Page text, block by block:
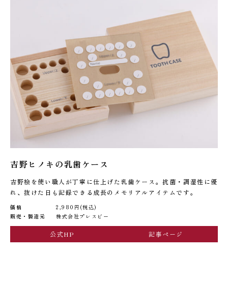
吉野ヒノキの乳歯ケース
吉野桧を使い職人が丁寧に仕上げた乳歯ケース。抗菌・調湿性に優
れ、抜けた日も記録できる成長のメモリアルアイテムです。
価格
2,980円(税込)
販売・製造元
株式会社プレスビー
公式HP 記事ページ